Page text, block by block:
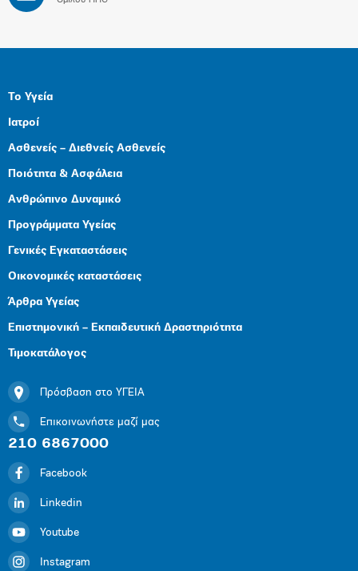
Το Υγεία
Ιατροί
Ασθενείς – Διεθνείς Ασθενείς
Ποιότητα & Ασφάλεια
Ανθρώπινο Δυναμικό
Προγράμματα Υγείας
Γενικές Εγκαταστάσεις
Οικονομικές καταστάσεις
Άρθρα Υγείας
Επιστημονική – Εκπαιδευτική Δραστηριότητα
Τιμοκατάλογος
Πρόσβαση στο ΥΓΕΙΑ
Επικοινωνήστε μαζί μας
210 6867000
Facebook
Linkedin
Youtube
Instagram